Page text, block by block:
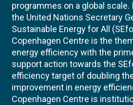
programmes on a global
the United Nations Secretary
Sustainable Energy for All
Copenhagen Centre is the
energy efficiency with the
support action towards the
efficiency target of doubling
improvement in energy
Copenhagen Centre is